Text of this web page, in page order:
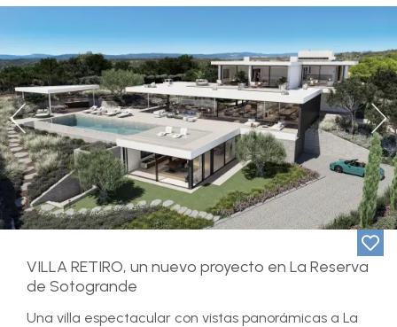
Previous
VILLA RETIRO, un nuevo proyecto en La Reserva
de Sotogrande
Una villa espectacular con vistas panorámicas a La